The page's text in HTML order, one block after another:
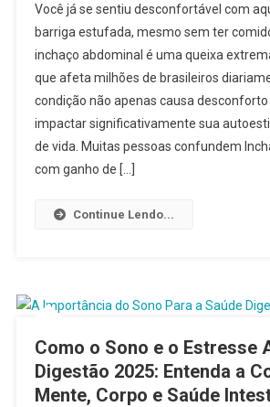
Você já se sentiu desconfortável com
barriga estufada, mesmo sem ter
inchaço abdominal é uma queixa
que afeta milhões de brasileiros
condição não apenas causa
impactar significativamente sua
de vida. Muitas pessoas confundem
com ganho de […]
Continue Lendo...
Como o Sono e o Estresse
Digestão 2025: Entenda a
Mente, Corpo e Saúde